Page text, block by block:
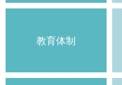
教育体制